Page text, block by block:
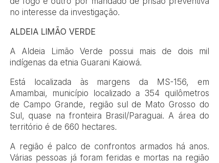
no interesse da investigação.
ALDEIA LIMÃO VERDE
A Aldeia Limão Verde possui mais de dois mil
indígenas da etnia Guarani Kaiowá.
Está localizada às margens da MS-156, em
Amambai, município localizado a 354 quilômetros
de Campo Grande, região sul de Mato Grosso do
Sul, quase na fronteira Brasil/Paraguai. A área do
território é de 660 hectares.
A região é palco de confrontos armados há anos.
Várias pessoas já foram feridas e mortas na região